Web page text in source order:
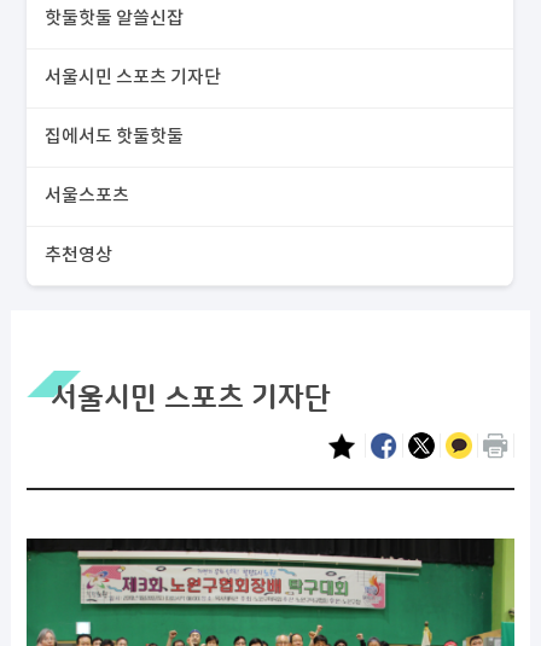
핫둘핫둘 알쓸신잡
서울시민 스포츠 기자단
집에서도 핫둘핫둘
서울스포츠
추천영상
서울시민 스포츠 기자단